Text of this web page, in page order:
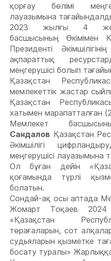
қорғау бөлімі
лауазымына
2023 жылғы 4
басшысының Өкімімен
Президенті
ақпараттық
меңгерушісі болып
Қазақстан
мемлекеттік жастар
Қазақстан
хатымен марапатталған
Мемлекет
Сандалов Қазақстан
Әкімшілігі
меңгерушісі лауазымына
Ол бұған дейін
қоғамында түрлі
болатын.
Сондай-ақ осы аптада
Жомарт Тоқаев
«Қазақстан
төрағаларын, сот
судьяларын қызметке
босату туралы»